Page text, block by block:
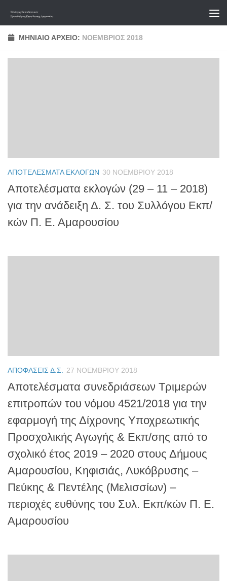
Skip to content
ΜΗΝΙΑΊΟ ΑΡΧΕΊΟ: ΝΟΈΜΒΡΙΟΣ 2018
ΑΠΟΤΕΛΈΣΜΑΤΑ ΕΚΛΟΓΏΝ 30 ΝΟΕΜΒΡΊΟΥ 2018
Αποτελέσματα εκλογών (29 – 11 – 2018)
για την ανάδειξη Δ. Σ. του Συλλόγου Εκπ/
κών Π. Ε. Αμαρουσίου
ΑΠΟΦΆΣΕΙΣ Δ.Σ. 27 ΝΟΕΜΒΡΊΟΥ 2018
Αποτελέσματα συνεδριάσεων Τριμερών
επιτροπών του νόμου 4521/2018 για την
εφαρμογή της Δίχρονης Υποχρεωτικής
Προσχολικής Αγωγής & Εκπ/σης από το
σχολικό έτος 2019 – 2020 στους Δήμους
Αμαρουσίου, Κηφισιάς, Λυκόβρυσης –
Πεύκης & Πεντέλης (Μελισσίων) –
περιοχές ευθύνης του Συλ. Εκπ/κών Π. Ε.
Αμαρουσίου